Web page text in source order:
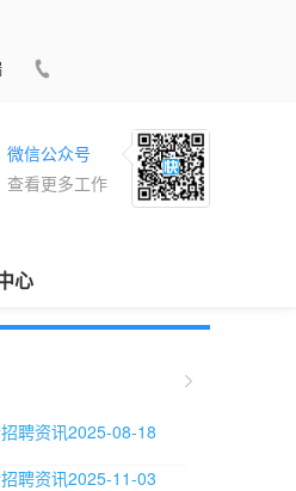
微信公众号
查看更多工作
心
聘资讯2025-08-18
聘资讯2025-11-03